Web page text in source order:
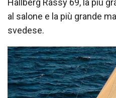
Hallberg Rassy 69, la più
al salone e la più grande
svedese.